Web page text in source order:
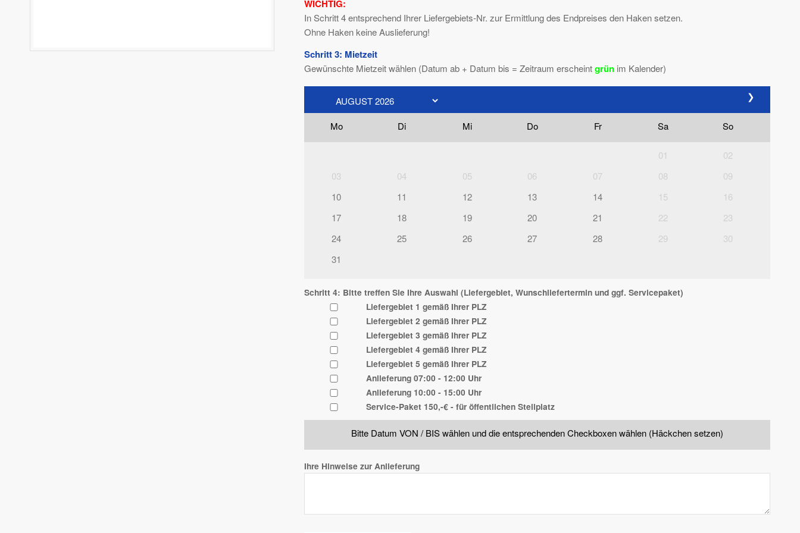
WICHTIG:
In Schritt 4 entsprechend Ihrer Liefergebiets-Nr. zur Ermittlung des Endpreises den Haken setzen.
Ohne Haken keine Auslieferung!
Schritt 3: Mietzeit
Gewünschte Mietzeit wählen (Datum ab + Datum bis = Zeitraum erscheintgrünim Kalender)
❯
Mo Di Mi Do Fr Sa So
01
02
03
04 05 06 07 08
09
10
11 12 13 14 15
16
17
18 19 20 21 22
23
24
25 26 27 28 29
30
31
Schritt 4: Bitte treffen Sie Ihre Auswahl (Liefergebiet, Wunschliefertermin und ggf. Servicepaket)
Liefergebiet 1 gemäß Ihrer PLZ
Liefergebiet 2 gemäß Ihrer PLZ
Liefergebiet 3 gemäß Ihrer PLZ
Liefergebiet 4 gemäß Ihrer PLZ
Liefergebiet 5 gemäß Ihrer PLZ
Anlieferung 07:00 - 12:00 Uhr
Anlieferung 10:00 - 15:00 Uhr
Service-Paket 150,-€ - für öffentlichen Stellplatz
Bitte Datum VON / BIS wählen und die entsprechenden Checkboxen wählen (Häckchen setzen)
Ihre Hinweise zur Anlieferung